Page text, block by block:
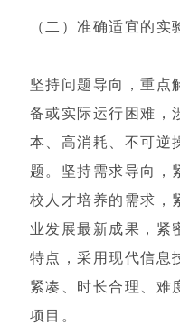
（二）准确适宜的实
坚持问题导向，重点
备或实际运行困难，
本、高消耗、不可逆
题。坚持需求导向，
校人才培养的需求，
业发展最新成果，紧
特点，采用现代信息
紧凑、时长合理、难
项目。